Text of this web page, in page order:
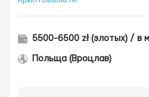
5500-6500 zł (злотых) / в
Польща (Вроцлав)